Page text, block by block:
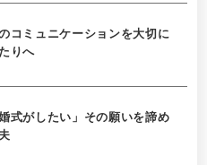
コミュニケーションを大切に
りへ
式がしたい」その願いを諦め